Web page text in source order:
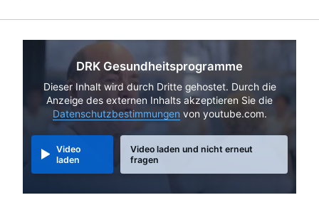
DRK Gesundheitsprogramme
Dieser Inhalt wird durch Dritte gehostet. Durch die
Anzeige des externen Inhalts akzeptieren Sie die
Datenschutzbestimmungen von youtube.com.
Video
laden
Video laden und nicht erneut
fragen